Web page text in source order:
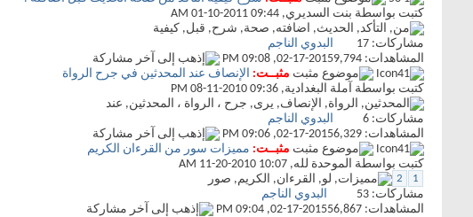
كتبت بواسطة بنت السديري‏, 01-10-2011 09:44 AM
مشاركات: 17
المشاهدات: 9,794
البدوي الناجم
02-17-2015,
09:08 PM
مثبــت: الإنصاف عند المحدثين في جرح الرواة
كتبت بواسطة آملة البغدادية‏, 08-11-2010 09:36 PM
مشاركات: 6
المشاهدات: 6,329
البدوي الناجم
02-17-2015,
09:06 PM
مثبــت: مميزات سور من القرءان الكريم
كتبت بواسطة الموحدة لله‏, 11-20-2010 10:07 AM
1
2
مشاركات: 53
المشاهدات: 56,867
البدوي الناجم
02-17-2015,
09:04 PM